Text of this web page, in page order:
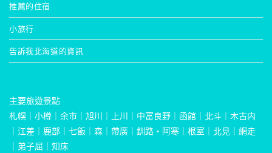
推薦的住宿
小旅行
告訴我北海道的資訊
主要旅遊景點
札幌
小樽 余市 旭川 上川 中富良野 函館 北斗
木古内
江差 鹿部 七飯 森 帶廣 釧路・阿寒 根室 北見
網走
弟子屈 知床